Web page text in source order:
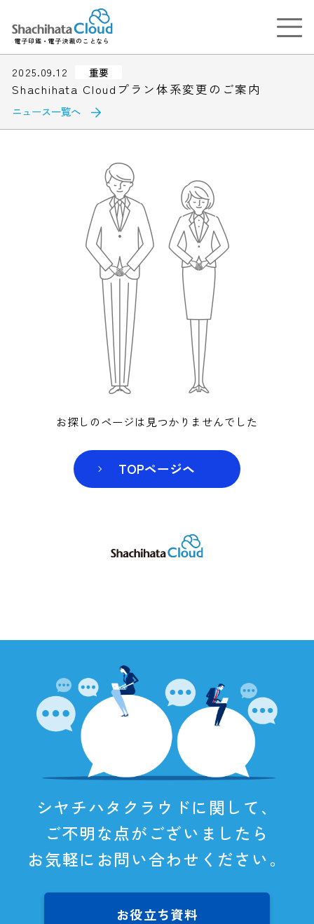
電子印鑑・電子決裁のことなら
2025.09.12 重要
Shachihata Cloudプラン体系変更のご案内
ニュース一覧へ
お探しのページは見つかりませんでした
TOPページヘ
シヤチハタクラウドに関して、
ご不明な点がございましたら
お気軽にお問い合わせください。
お役立ち資料